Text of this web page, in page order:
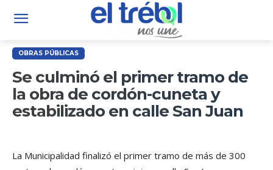
OBRAS PÚBLICAS
Se culminó el primer tramo de
la obra de cordón-cuneta y
estabilizado en calle San Juan
La Municipalidad finalizó el primer tramo de más de 300